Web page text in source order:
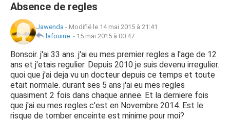
Absence de regles
Jawenda - Modifié le 14 mai 2015 à 21:41
lafouine. - 15 mai 2015 à 00:47
Bonsoir. j'ai 33 ans. j'ai eu mes premier regles a l'age de 12
ans et j'etais regulier. Depuis 2010 je suis devenu irregulier.
quoi que j'ai deja vu un docteur depuis ce temps et toute
etait normale. durant ses 5 ans j'ai eu mes regles
quasiment 2 fois dans chaque annee. Et la derniere fois
que j'ai eu mes regles c'est en Novembre 2014. Est le
risque de tomber enceinte est minime pour moi?